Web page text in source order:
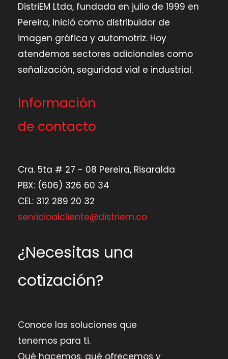
DistriEM Ltda, fundada en julio de 1999 en
Pereira, inició como distribuidor de
imagen gráfica y automotriz. Hoy
atendemos sectores adicionales como
señalización, seguridad vial e industrial.
Información
de contacto
Cra. 5ta # 27 - 08 Pereira, Risaralda
PBX: (606) 326 60 34
CEL: 312 289 20 32
servicioalcliente@distriem.co
¿Necesitas una
cotización?
Conoce las soluciones que
tenemos para ti.
Qué hacemos, qué ofrecemos y